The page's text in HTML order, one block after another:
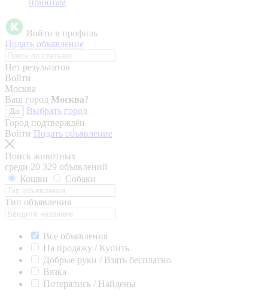
приютам
Войти в профиль
Подать объявление
Нет результатов
Войти
Москва
Ваш город Москва?
Да
Выбрать город
Город подтверждён
Войти Подать объявление
Поиск животных
среди 20 329 объявлений
Кошки
Собаки
Тип объявления
Все объявления
На продажу / Купить
Добрые руки / Взять бесплатно
Вязка
Потерялись / Найдены